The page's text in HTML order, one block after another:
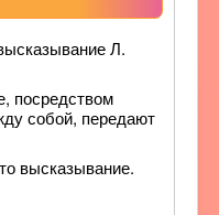
Л.
посредством
собой, передают
высказывание.